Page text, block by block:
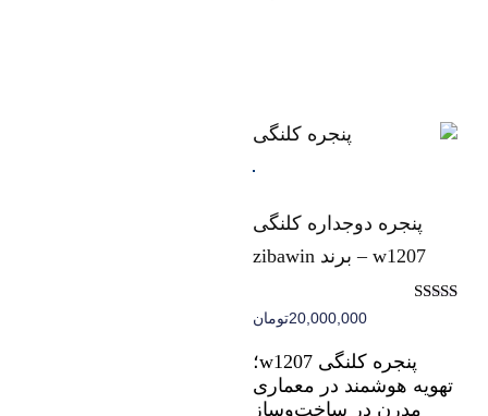
پنجره دوجداره کلنگی
w1207 – برند zibawin
نمره20,000,000تومان
پنجره کلنگی w1207؛
تهویه هوشمند در معماری
مدرن در ساخت‌وساز